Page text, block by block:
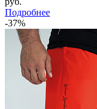
Подробнее
-37%